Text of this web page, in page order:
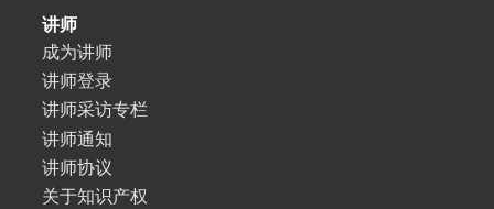
讲师
成为讲师
讲师登录
讲师采访专栏
讲师通知
讲师协议
关于知识产权